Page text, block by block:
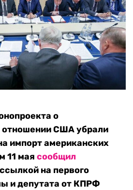
о
отношении США убрали
импорт американских
11 мая сообщил
на первого
и депутата от КПРФ